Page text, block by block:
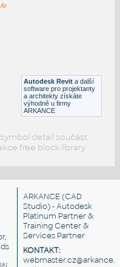
- EHS7405K
spotřebiče
Autodesk Revit a další
software pro projektanty
a architekty získáte
výhodně u firmy
ARKANCE
detail součást
free block library
ARKANCE (CAD
Studio) - Autodesk
Platinum Partner &
Training Center &
Services Partner
KONTAKT: